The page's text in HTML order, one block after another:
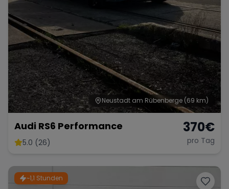
Neustadt am Rübenberge (69 km)
Audi RS6 Performance
5.0 (26)
370€
pro Tag
~1,1 Stunden